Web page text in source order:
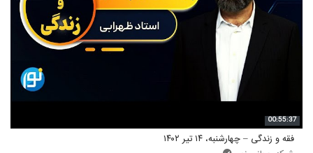
00:55:37
فقه و زندگی – چهارشنبه، ۱۴ تیر ۱۴۰۲